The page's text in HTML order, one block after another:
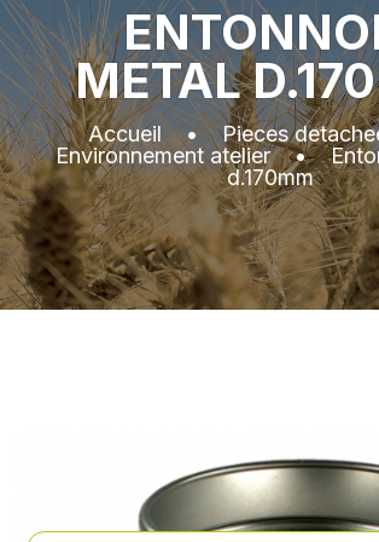
METAL
Accueil•Pieces
Environnement atelier•
d.170mm